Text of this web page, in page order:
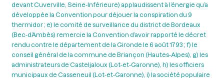
devant Cuverville, Seine-Inférieure) applaudissent à l’énergie qu’a
développée la Convention pour déjouer la conspiration du 9
thermidor ; e) le comité de surveillance du district de Bordeaux
(Bec-d’Ambès) remercie la Convention d’avoir rapporté le décret
rendu contre le département de la Gironde le 6 août 1793 ; f) le
conseil général de la commune de Briançon (Hautes-Alpes), g) les
administrateurs de Casteljaloux (Lot-et-Garonne), h) les officiers
municipaux de Casseneuil (Lot-et-Garonne), i) la société populaire